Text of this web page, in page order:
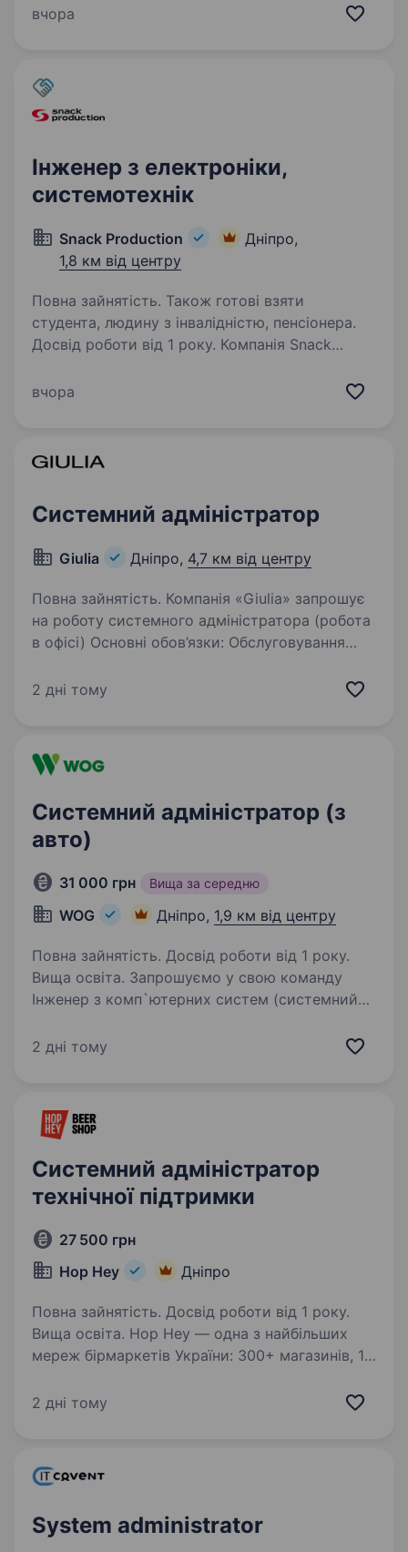
активного Спеціаліста технічної підтримки.
вчора
Інженер з електроніки,
системотехнік
Snack Production
Дніпро,
1,8 км від центру
Повна зайнятість. Також готові взяти
студента, людину з інвалідністю, пенсіонера.
Досвід роботи від 1 року. Компанія Snack
об'єднання торгово-виробничих підприємств
у своєму сегменті й успішно…
вчора
Системний адміністратор
Giulia Дніпро, 4,7 км від центру
Повна зайнятість. Компанія «Giulia» запрошує
на роботу системного адміністратора (робота
в офісі) Основні обов’язки: Обслуговування
та складу. Підтримка роздрібних магазинів,
2 дні тому
Системний адміністратор (з
авто)
31 000 грн Вища за середню
WOG Дніпро, 1,9 км від центру
Повна зайнятість. Досвід роботи від 1 року.
Вища освіта. Запрошуємо у свою команду
Інженер з комп`ютерних систем (системний
Маєш досвід адмінстрування лінійки
2 дні тому
Системний адміністратор
технічної підтримки
27 500 грн
Hop Hey
Дніпро
Повна зайнятість. Досвід роботи від 1 року.
Вища освіта. Hop Hey — одна з найбільших
мереж бірмаркетів України: 300+ магазинів, 16
Системного адміністратора технічної
2 дні тому
System administrator